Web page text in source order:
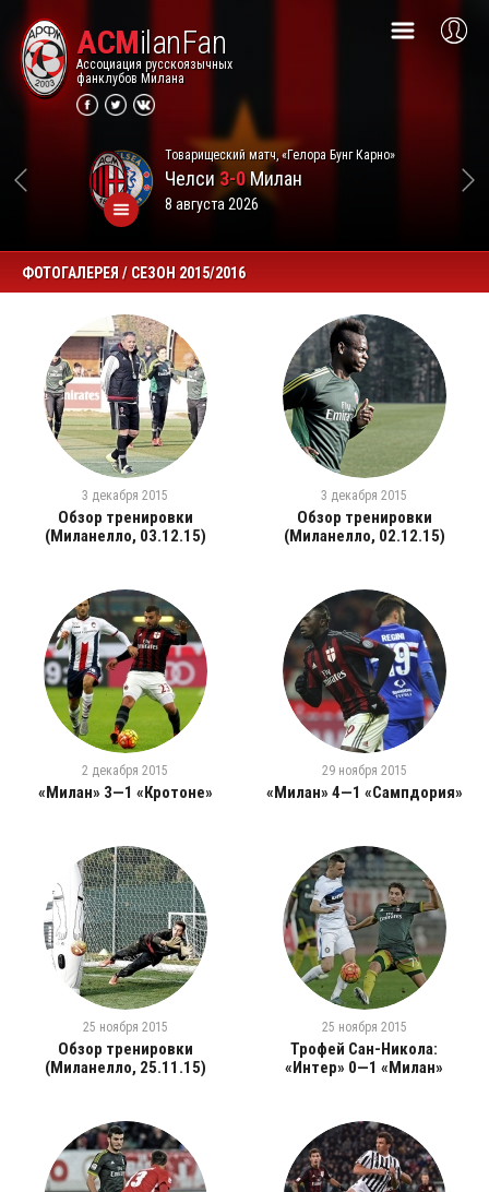
ACMilanFan
Ассоциация русскоязычных
фанклубов Милана
Товарищеский матч, «Гелора Бунг Карно»
Челси3-0Милан
8 августа 2026
ФОТОГАЛЕРЕЯ / СЕЗОН 2015/2016
3 декабря 2015
Обзор тренировки
(Миланелло, 03.12.15)
3 декабря 2015
Обзор тренировки
(Миланелло, 02.12.15)
2 декабря 2015
«Милан» 3—1 «Кротоне»
29 ноября 2015
«Милан» 4—1 «Сампдория»
25 ноября 2015
Обзор тренировки
(Миланелло, 25.11.15)
25 ноября 2015
Трофей Сан-Никола:
«Интер» 0—1 «Милан»